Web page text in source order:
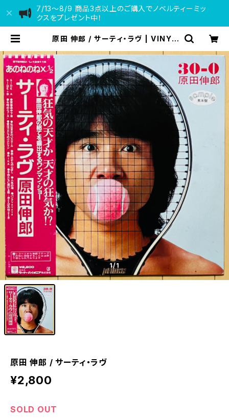
7/13〜8/9 商品3点以上のご購入でノベルティーミッ
クスをプレゼント中！
原田 伸郎 / サーティ・ラヴ | VINYL
1/1
原田 伸郎 / サーティ・ラヴ
¥2,800
SOLD OUT